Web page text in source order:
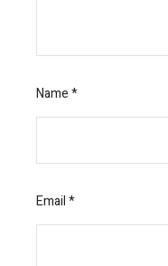
Name*
Email*